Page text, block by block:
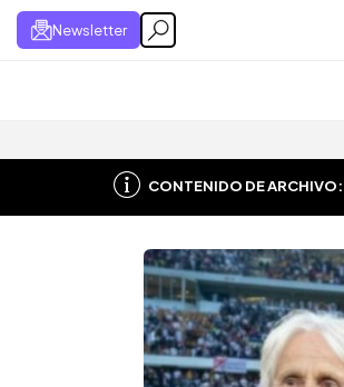
Newsletter
CONTENIDO DE ARCHIVO: